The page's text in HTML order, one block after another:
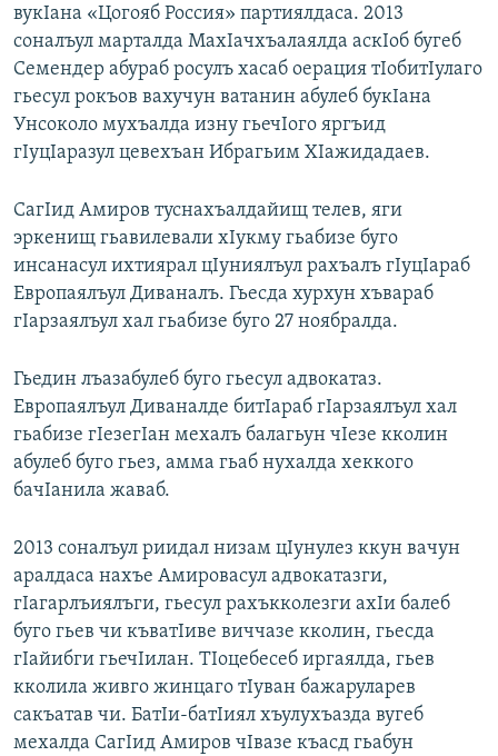
вукIана «Цогояб Россия» партиялдаса. 2013
соналъул марталда МахIачхъалаялда аскIоб бугеб
Семендер абураб росулъ хасаб оерация тIобитIулаго
гьесул рокъов вахучун ватанин абулеб букIана
Унсоколо мухъалда изну гьечIого яргъид
гIуцIаразул цевехъан Ибрагьим ХIажидадаев.
СагIид Амиров туснахъалдайищ телев, яги
эркенищ гьавилевали хIукму гьабизе буго
инсанасул ихтиярал цIуниялъул рахъалъ гIуцIараб
Европаялъул Диваналъ. Гьесда хурхун хъвараб
гIарзаялъул хал гьабизе буго 27 ноябралда.
Гьедин лъазабулеб буго гьесул адвокатаз.
Европаялъул Диваналде битIараб гIарзаялъул хал
гьабизе гIезегIан мехалъ балагьун чIезе кколин
абулеб буго гьез, амма гьаб нухалда хеккого
бачIанила жаваб.
2013 соналъул риидал низам цIунулез ккун вачун
аралдаса нахъе Амировасул адвокатазги,
гIагарлъиялъги, гьесул рахъкколезги ахIи балеб
буго гьев чи къватIиве виччазе кколин, гьесда
гIайибги гьечIилан. ТIоцебесеб иргаялда, гьев
кколила живго жинцаго тIуван бажаруларев
сакъатав чи. БатIи-батIиял хъулухъазда вугеб
мехалда СагIид Амиров чIвазе къасд гьабун